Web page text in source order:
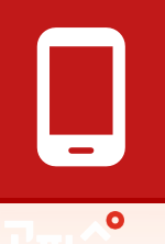
phone_android